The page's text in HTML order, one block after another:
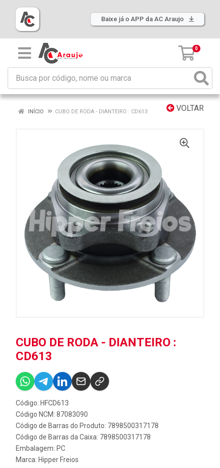
Baixe já o APP da AC Araujo
0
VOLTAR
INÍCIO CUBO DE RODA - DIANTEIRO : CD613
CUBO DE RODA - DIANTEIRO :
CD613
Código: HFCD613
Código NCM: 87083090
Código de Barras do Produto: 7898500317178
Código de Barras da Caixa: 7898500317178
Embalagem: PC
Marca: Hipper Freios